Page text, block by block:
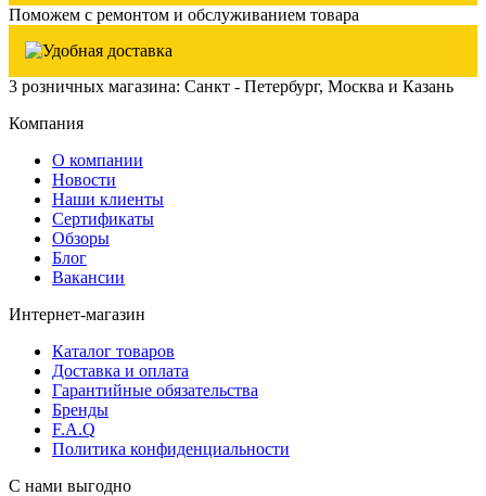
Поможем с ремонтом и обслуживанием товара
3 розничных магазина: Санкт - Петербург, Москва и Казань
Компания
О компании
Новости
Наши клиенты
Сертификаты
Обзоры
Блог
Вакансии
Интернет-магазин
Каталог товаров
Доставка и оплата
Гарантийные обязательства
Бренды
F.A.Q
Политика конфиденциальности
С нами выгодно